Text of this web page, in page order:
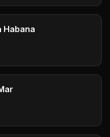
Habana